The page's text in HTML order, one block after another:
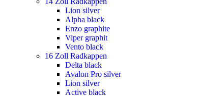
Lion silver
Alpha black
Enzo graphite
Viper graphit
Vento black
16 Zoll Radkappen
Delta black
Avalon Pro silver
Lion silver
Active black